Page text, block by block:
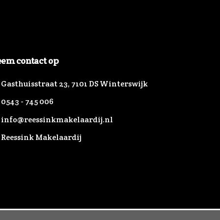
contact op
Gasthuisstraat 23, 7101 DS Winterswijk
0543 - 745 006
info@reessinkmakelaardij.nl
Reessink Makelaardij